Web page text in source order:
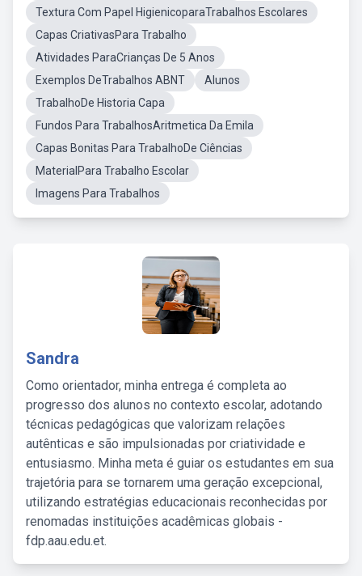
Textura Com Papel HigienicoparaTrabalhos Escolares
Capas CriativasPara Trabalho
Atividades ParaCrianças De 5 Anos
Exemplos DeTrabalhos ABNT
Alunos
TrabalhoDe Historia Capa
Fundos Para TrabalhosAritmetica Da Emila
Capas Bonitas Para TrabalhoDe Ciências
MaterialPara Trabalho Escolar
Imagens Para Trabalhos
Sandra
Como orientador, minha entrega é completa ao
progresso dos alunos no contexto escolar, adotando
técnicas pedagógicas que valorizam relações
autênticas e são impulsionadas por criatividade e
entusiasmo. Minha meta é guiar os estudantes em sua
trajetória para se tornarem uma geração excepcional,
utilizando estratégias educacionais reconhecidas por
renomadas instituições acadêmicas globais -
fdp.aau.edu.et.